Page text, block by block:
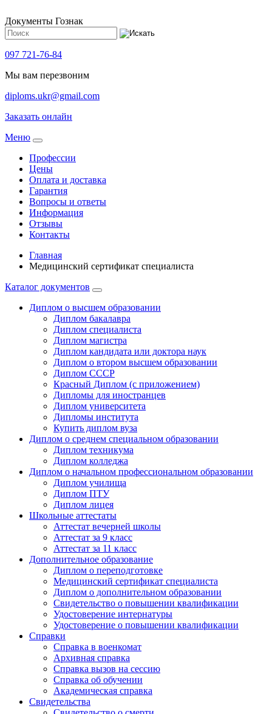
Документы Гознак
097 721-76-84
Мы вам перезвоним
diploms.ukr@gmail.com
Заказать онлайн
Meню
Профессии
Цены
Оплата и доставка
Гарантия
Вопросы и ответы
Информация
Отзывы
Контакты
Главная
Медицинский сертификат специалиста
Каталог документов
Диплом о высшем образовании
Диплом бакалавра
Диплом специалиста
Диплом магистра
Диплом кандидата или доктора наук
Диплом о втором высшем образовании
Диплом СССР
Красный Диплом (с приложением)
Дипломы для иностранцев
Диплом университета
Дипломы института
Купить диплом вуза
Диплом о среднем специальном образовании
Диплом техникума
Диплом колледжа
Диплом о начальном профессиональном oбразовании
Диплом училища
Диплом ПТУ
Диплом лицея
Школьные аттестаты
Аттестат вечерней школы
Аттестат за 9 класс
Аттестат за 11 класс
Дополнительное образование
Диплом о переподготовке
Медицинский сертификат специалиста
Диплом о дополнительном образовании
Свидетельство о повышении квалификации
Удостоверение интернатуры
Удостоверение о повышении квалификации
Справки
Справка в военкомат
Архивная справка
Справка вызов на сессию
Справка об обучении
Академическая справка
Свидетельства